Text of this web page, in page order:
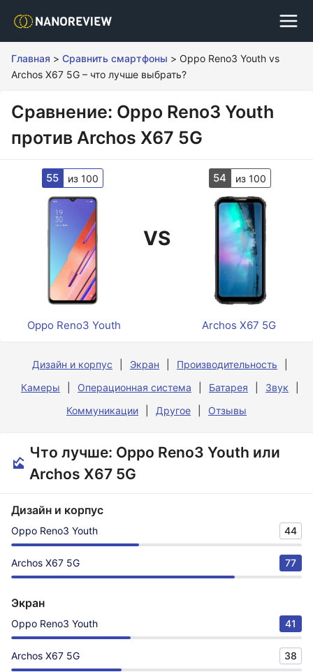
Главная > Сравнить смартфоны > Oppo Reno3 Youth vs
Archos X67 5G – что лучше выбрать?
Сравнение: Oppo Reno3 Youth
против Archos X67 5G
55 из 100
VS
54 из 100
Oppo Reno3 Youth Archos X67 5G
Дизайн и корпус Экран
Производительность
Камеры
Операционная система Батарея
Звук
Коммуникации
Другое Отзывы
Что лучше: Oppo Reno3 Youth или
Archos X67 5G
Дизайн и корпус
Oppo Reno3 Youth 44
Archos X67 5G 77
Экран
Oppo Reno3 Youth 41
Archos X67 5G 38